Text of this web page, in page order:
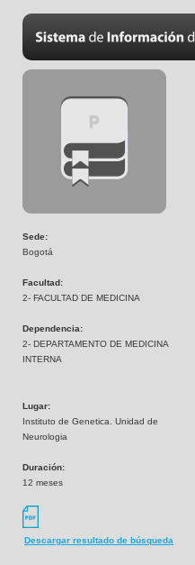
Sede:
Bogotá
Facultad:
2- FACULTAD DE MEDICINA
Dependencia:
2- DEPARTAMENTO DE MEDICINA
INTERNA
Lugar:
Instituto de Genetica. Unidad de
Neurologia
Duración:
12 meses
Descargar resultado de búsqueda